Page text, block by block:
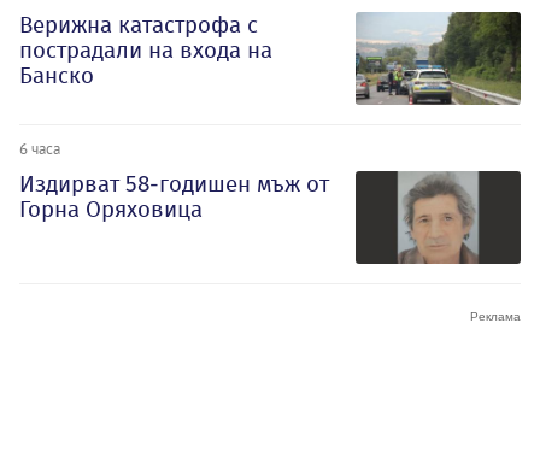
Верижна катастрофа с
пострадали на входа на
Банско
6 часа
Издирват 58-годишен мъж от
Горна Оряховица